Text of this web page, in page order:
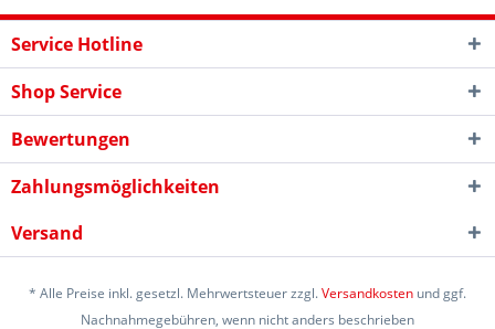
Service Hotline
Shop Service
Bewertungen
Zahlungsmöglichkeiten
Versand
* Alle Preise inkl. gesetzl. Mehrwertsteuer zzgl.Versandkosten und ggf.
Nachnahmegebühren, wenn nicht anders beschrieben